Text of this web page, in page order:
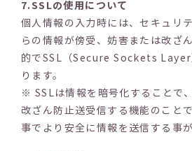
7.SSLの使用について
個人情報の入力時には、セキュリ
らの情報が傍受、妨害または改ざ
的でSSL（Secure Sockets Layer
ります。
※ SSLは情報を暗号化することで
改ざん防止送受信する機能のこと
事でより安全に情報を送信する事